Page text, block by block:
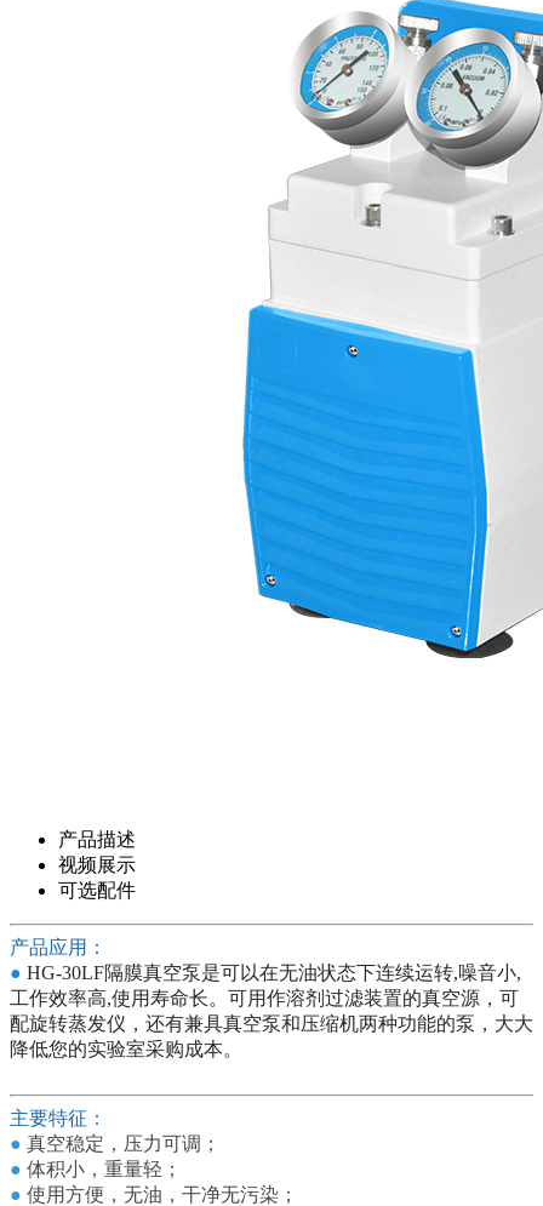
产品描述
视频展示
可选配件
产品应用：
● HG-30LF隔膜真空泵是可以在无油状态下连续运转,噪音小,
工作效率高,使用寿命长。可用作溶剂过滤装置的真空源，可
配旋转蒸发仪，还有兼具真空泵和压缩机两种功能的泵，大大
降低您的实验室采购成本。
主要特征：
● 真空稳定，压力可调；
● 体积小，重量轻；
● 使用方便，无油，干净无污染；